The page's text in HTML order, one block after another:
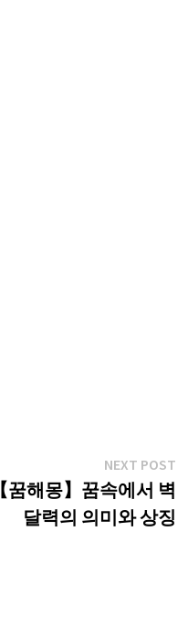
NEXT POST
【꿈해몽】꿈속에서 벽
달력의 의미와 상징